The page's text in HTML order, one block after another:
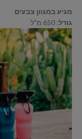
מגיע במגוון צבעים
גודל: 650 מ"ל